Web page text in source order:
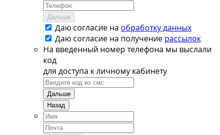
Дальше
Даю согласие на обработку данных
Даю согласие на получение рассылок
На введенный номер телефона мы выслали
код
для доступа к личному кабинету
Дальше
Назад